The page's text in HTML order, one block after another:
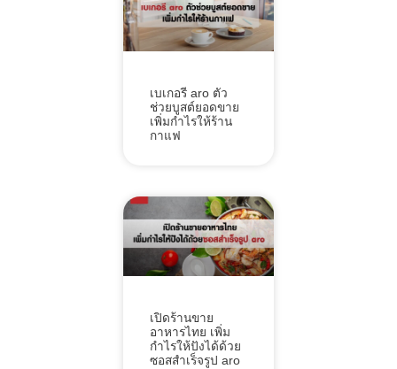
เบเกอรี aro ตัว
ช่วยบูสต์ยอดขาย
เพิ่มกำไรให้ร้าน
กาแฟ
เปิดร้านขาย
อาหารไทย เพิ่ม
กำไรให้ปังได้ด้วย
ซอสสำเร็จรูป aro